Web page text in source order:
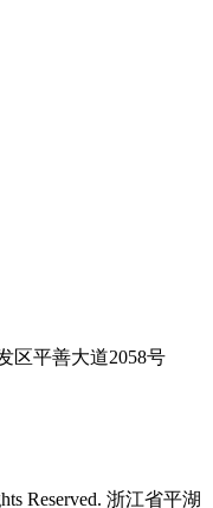
区平善大道2058号
Reserved. 浙江省平湖